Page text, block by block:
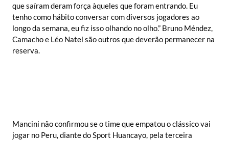
que saíram deram força àqueles que foram entrando. Eu
tenho como hábito conversar com diversos jogadores ao
longo da semana, eu fiz isso olhando no olho.” Bruno Méndez,
Camacho e Léo Natel são outros que deverão permanecer na
reserva.
Mancini não confirmou se o time que empatou o clássico vai
jogar no Peru, diante do Sport Huancayo, pela terceira